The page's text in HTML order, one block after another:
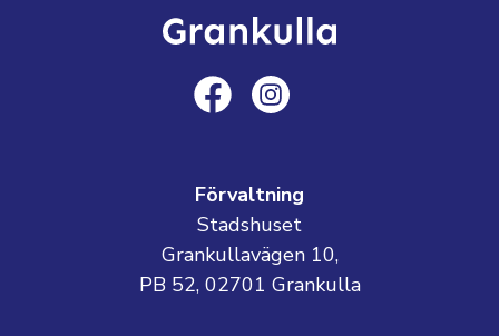
Förvaltning
Stadshuset
Grankullavägen 10,
PB 52, 02701 Grankulla